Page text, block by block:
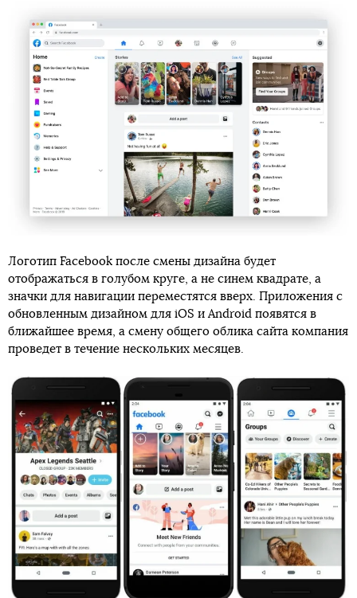
Логотип Facebook после смены дизайна будет
отображаться в голубом круге, а не синем квадрате, а
значки для навигации переместятся вверх. Приложения с
обновленным дизайном для iOS и Android появятся в
ближайшее время, а смену общего облика сайта компания
проведет в течение нескольких месяцев.